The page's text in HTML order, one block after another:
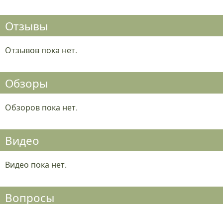
Отзывы
Отзывов пока нет.
Обзоры
Обзоров пока нет.
Видео
Видео пока нет.
Вопросы